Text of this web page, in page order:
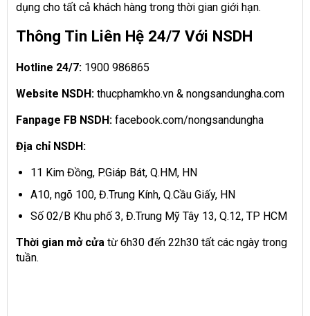
dụng cho tất cả khách hàng trong thời gian giới hạn.
Thông Tin Liên Hệ 24/7 Với NSDH
Hotline 24/7: 1900 986865
Website NSDH: thucphamkho.vn & nongsandungha.com
Fanpage FB NSDH: facebook.com/nongsandungha
Địa chỉ NSDH:
11 Kim Đồng, P.Giáp Bát, Q.HM, HN
A10, ngõ 100, Đ.Trung Kính, Q.Cầu Giấy, HN
Số 02/B Khu phố 3, Đ.Trung Mỹ Tây 13, Q.12, TP HCM
Thời gian mở cửa từ 6h30 đến 22h30 tất các ngày trong
tuần.